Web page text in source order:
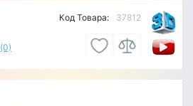
(0)
Код Товара: 37812